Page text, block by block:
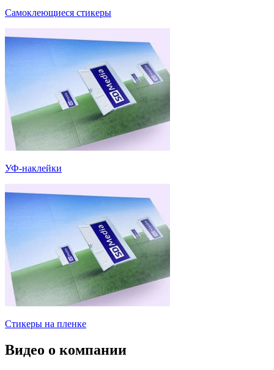
Самоклеющиеся стикеры
УФ-наклейки
Стикеры на пленке
Видео о компании